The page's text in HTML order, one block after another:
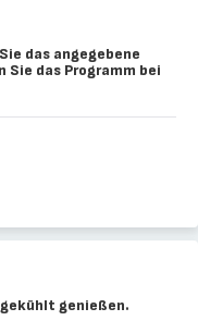
das angegebene
Sie das Programm bei
genießen.